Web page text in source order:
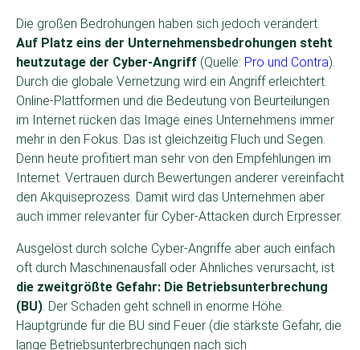
Die großen Bedrohungen haben sich jedoch verändert.
Auf Platz eins der Unternehmensbedrohungen steht
heutzutage der Cyber-Angriff (Quelle: Pro und Contra).
Durch die globale Vernetzung wird ein Angriff erleichtert.
Online-Plattformen und die Bedeutung von Beurteilungen
im Internet rücken das Image eines Unternehmens immer
mehr in den Fokus. Das ist gleichzeitig Fluch und Segen.
Denn heute profitiert man sehr von den Empfehlungen im
Internet. Vertrauen durch Bewertungen anderer vereinfacht
den Akquiseprozess. Damit wird das Unternehmen aber
auch immer relevanter für Cyber-Attacken durch Erpresser.
Ausgelöst durch solche Cyber-Angriffe aber auch einfach
oft durch Maschinenausfall oder Ähnliches verursacht, ist
die zweitgrößte Gefahr: Die Betriebsunterbrechung
(BU). Der Schaden geht schnell in enorme Höhe.
Hauptgründe für die BU sind Feuer (die stärkste Gefahr, die
lange Betriebsunterbrechungen nach sich